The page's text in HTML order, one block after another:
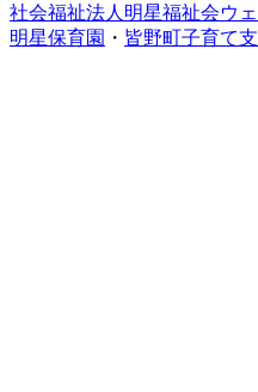
社会福祉法人明星福祉会ウ
明星保育園 ・ 皆野町子育て